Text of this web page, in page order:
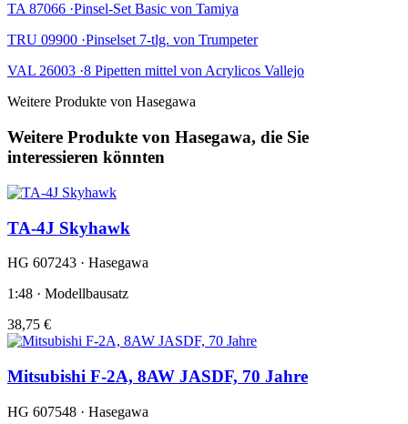
TA 87066 ·Pinsel-Set Basic von Tamiya
TRU 09900 ·Pinselset 7-tlg. von Trumpeter
VAL 26003 ·8 Pipetten mittel von Acrylicos Vallejo
Weitere Produkte von Hasegawa
Weitere Produkte von Hasegawa, die Sie
interessieren könnten
TA-4J Skyhawk
HG 607243 · Hasegawa
1:48 · Modellbausatz
38,75 €
Mitsubishi F-2A, 8AW JASDF, 70 Jahre
HG 607548 · Hasegawa